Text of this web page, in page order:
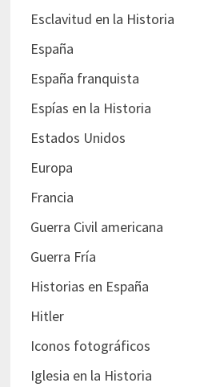
Esclavitud en la Historia
España
España franquista
Espías en la Historia
Estados Unidos
Europa
Francia
Guerra Civil americana
Guerra Fría
Historias en España
Hitler
Iconos fotográficos
Iglesia en la Historia